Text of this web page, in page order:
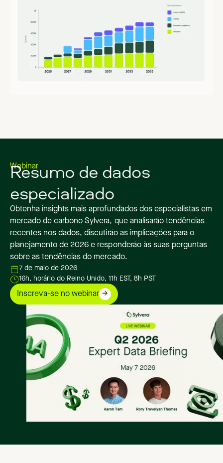
Webinar
Resumo de dados
especializado
Obtenha insights mais aprofundados dos especialistas em
mercado de carbono Sylvera, que analisarão tendências
recentes nos dados, discutirão as implicações para o
planejamento de 2026 e responderão às suas perguntas
sobre as tendências do mercado.
7 de maio de 2026
16h, horário do Reino Unido, 11h EST, 8h PST
Inscreva-se no webinar